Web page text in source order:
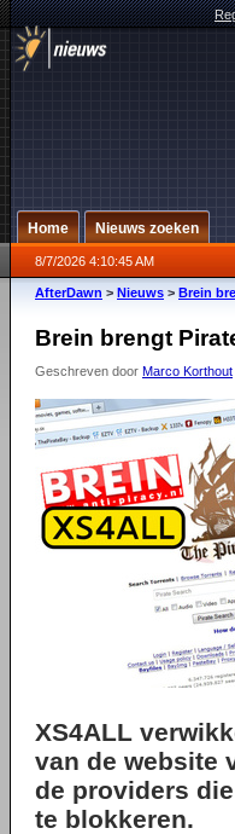
Home Nieuws zoeken
8/7/2026 4:10:45 AM
AfterDawn > Nieuws > Brein
Brein brengt
Geschreven door Marco Korthout
XS4ALL
van de website
de providers
te blokkeren.